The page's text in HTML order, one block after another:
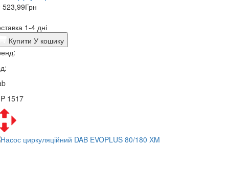
523,99Грн
1-4 дні
Купити У кошику
1517